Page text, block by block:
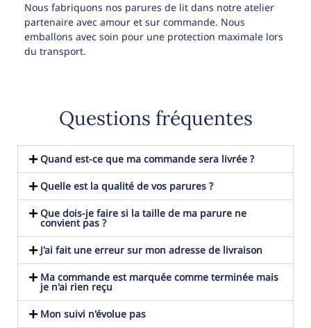
Nous fabriquons nos parures de lit dans notre atelier
partenaire avec amour et sur commande. Nous
emballons avec soin pour une protection maximale lors
du transport.
Questions fréquentes
Quand est-ce que ma commande sera livrée ?
Quelle est la qualité de vos parures ?
Que dois-je faire si la taille de ma parure ne
convient pas ?
J'ai fait une erreur sur mon adresse de livraison
Ma commande est marquée comme terminée mais
je n'ai rien reçu
Mon suivi n'évolue pas